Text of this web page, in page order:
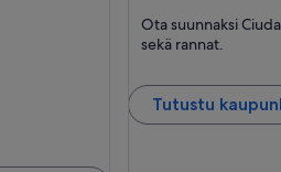
Ciudad Madero
Rannat ja
Ota suunnaksi
sekä rannat.
Tutustu